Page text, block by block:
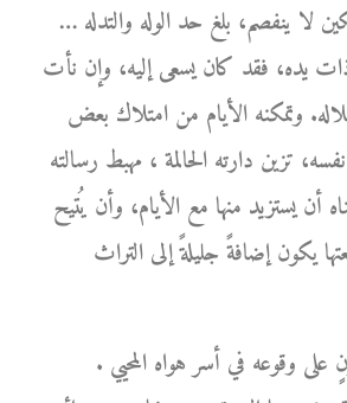
لا ينفصم، بلغ حد الوله والتدله …
يده، فقد كان يسعى إليه، وإن نأت
وتمكنه الأيام من امتلاك بعض
تزين دارته الحالمة ، مهبط رسالته
أن يستزيد منها مع الأيام، وأن يُتيح
يكون إضافةً جليلةً إلى التراث
وقوعه في أسر هواه المحيي .